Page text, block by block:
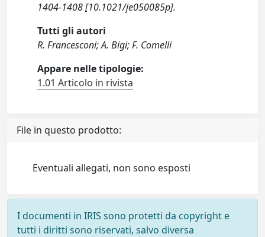
1404-1408 [10.1021/je050085p].
Tutti gli autori
R. Francesconi; A. Bigi; F. Comelli
Appare nelle tipologie:
1.01 Articolo in rivista
File in questo prodotto:
Eventuali allegati, non sono esposti
I documenti in IRIS sono protetti da copyright e
tutti i diritti sono riservati, salvo diversa